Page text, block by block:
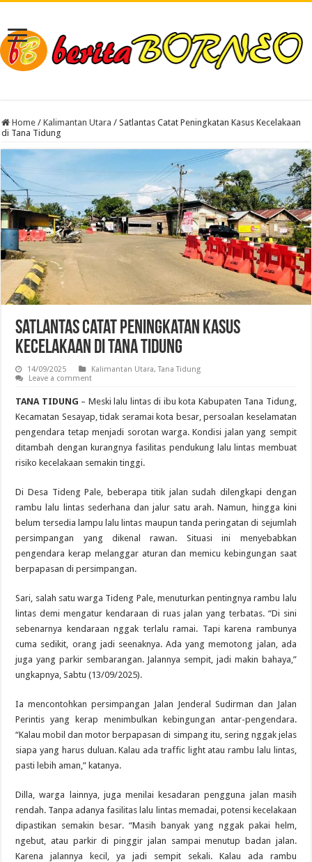
Home / Kalimantan Utara / Satlantas Catat Peningkatan Kasus Kecelakaan
di Tana Tidung
Satlantas Catat Peningkatan Kasus
Kecelakaan di Tana Tidung
14/09/2025 Kalimantan Utara,Tana Tidung
Leave a comment
TANA TIDUNG – Meski lalu lintas di ibu kota Kabupaten Tana Tidung,
Kecamatan Sesayap, tidak seramai kota besar, persoalan keselamatan
pengendara tetap menjadi sorotan warga. Kondisi jalan yang sempit
ditambah dengan kurangnya fasilitas pendukung lalu lintas membuat
risiko kecelakaan semakin tinggi.
Di Desa Tideng Pale, beberapa titik jalan sudah dilengkapi dengan
rambu lalu lintas sederhana dan jalur satu arah. Namun, hingga kini
belum tersedia lampu lalu lintas maupun tanda peringatan di sejumlah
persimpangan yang dikenal rawan. Situasi ini menyebabkan
pengendara kerap melanggar aturan dan memicu kebingungan saat
berpapasan di persimpangan.
Sari, salah satu warga Tideng Pale, menuturkan pentingnya rambu lalu
lintas demi mengatur kendaraan di ruas jalan yang terbatas. “Di sini
sebenarnya kendaraan nggak terlalu ramai. Tapi karena rambunya
cuma sedikit, orang jadi seenaknya. Ada yang memotong jalan, ada
juga yang parkir sembarangan. Jalannya sempit, jadi makin bahaya,”
ungkapnya, Sabtu (13/09/2025).
Ia mencontohkan persimpangan Jalan Jenderal Sudirman dan Jalan
Perintis yang kerap menimbulkan kebingungan antar-pengendara.
“Kalau mobil dan motor berpapasan di simpang itu, sering nggak jelas
siapa yang harus duluan. Kalau ada traffic light atau rambu lalu lintas,
pasti lebih aman,” katanya.
Dilla, warga lainnya, juga menilai kesadaran pengguna jalan masih
rendah. Tanpa adanya fasilitas lalu lintas memadai, potensi kecelakaan
dipastikan semakin besar. “Masih banyak yang nggak pakai helm,
ngebut, atau parkir di pinggir jalan sampai menutup badan jalan.
Karena jalannya kecil, ya jadi sempit sekali. Kalau ada rambu